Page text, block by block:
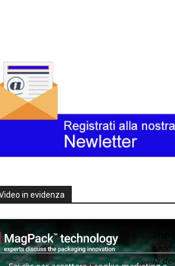
in evidenza
Texas
la